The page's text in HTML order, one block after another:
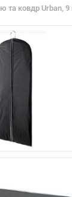
та ковдр Urban,